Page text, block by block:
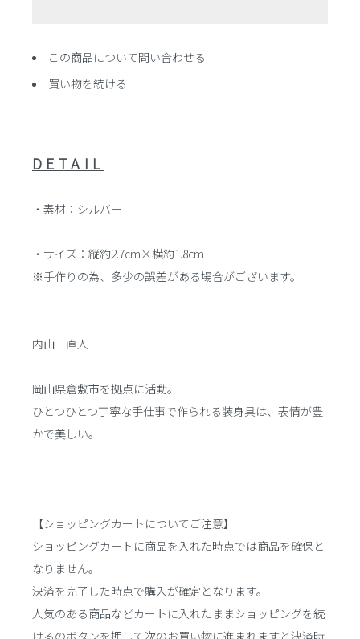
この商品について問い合わせる
買い物を続ける
DETAIL
・素材：シルバー
・サイズ：縦約2.7cm×横約1.8cm
※手作りの為、多少の誤差がある場合がございます。
内山 直人
岡山県倉敷市を拠点に活動。
ひとつひとつ丁寧な手仕事で作られる装身具は、表情が豊
かで美しい。
【ショッピングカートについてご注意】
ショッピングカートに商品を入れた時点では商品を確保と
なりません。
決済を完了した時点で購入が確定となります。
人気のある商品などカートに入れたままショッピングを続
けるのボタンを押して次のお買い物に進まれますと決済時